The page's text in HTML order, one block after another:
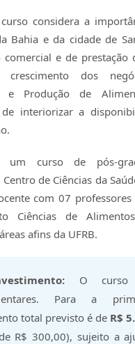
considera a
Bahia e da cidade de
comercial e de prestação
crescimento dos
e Produção de
interiorizar a
um curso de pós-
de Ciências da
com 07
Ciências de
afins da UFRB.
O curso
Para a
total previsto é de R$
R$ 300,00), sujeito a